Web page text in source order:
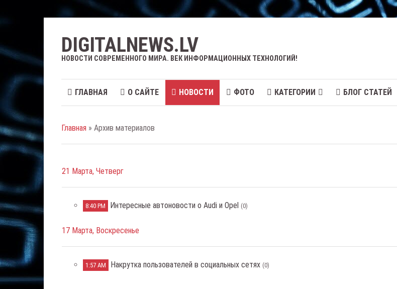
DIGITALNEWS.LV
НОВОСТИ СОВРЕМЕННОГО МИРА. ВЕК ИНФОРМАЦИОННЫХ ТЕХНОЛОГИЙ!
ГЛАВНАЯ О САЙТЕ НОВОСТИ ФОТО КАТЕГОРИИ БЛОГ СТАТЕЙ
Главная » Архив материалов
21 Марта, Четверг
8:40 PM Интересные автоновости о Audi и Opel (0)
17 Марта, Воскресенье
1:57 AM Накрутка пользователей в социальных сетях (0)